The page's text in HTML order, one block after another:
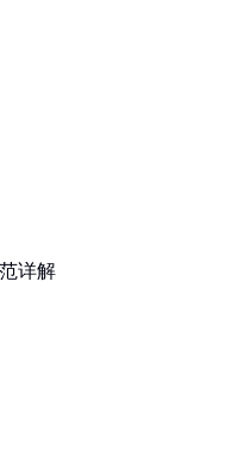
详解